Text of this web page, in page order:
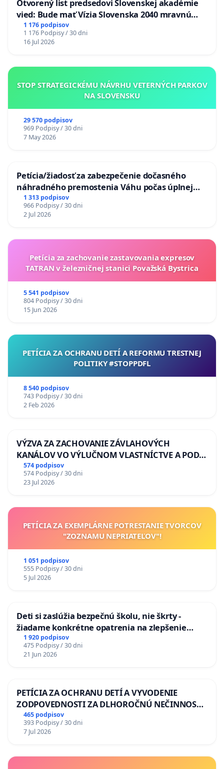
Otvorený list predsedovi Slovenskej akadémie
vied: Bude mať Vízia Slovenska 2040 mravnú
chrbticu?
1 176 podpisov
1 176 Podpisy / 30 dni
16 Jul 2026
STOP STRATEGICKÉMU NÁVRHU VETERNÝCH PARKOV
NA SLOVENSKU
29 570 podpisov
969 Podpisy / 30 dni
7 May 2026
Petícia/žiadosť za zabezpečenie dočasného
náhradného premostenia Váhu počas úplnej
uzávery Vážskeho mosta v Komárne
1 313 podpisov
966 Podpisy / 30 dni
2 Jul 2026
Petícia za zachovanie zastavovania expresov
TATRAN v železničnej stanici Považská Bystrica
5 541 podpisov
804 Podpisy / 30 dni
15 Jun 2026
PETÍCIA ZA OCHRANU DETÍ A REFORMU TRESTNEJ
POLITIKY #STOPPDFL
8 540 podpisov
743 Podpisy / 30 dni
2 Feb 2026
VÝZVA ZA ZACHOVANIE ZÁVLAHOVÝCH
KANÁLOV VO VÝLUČNOM VLASTNÍCTVE A POD
KONTROLOU SLOVENSKEJ REPUBLIKY & žiadosť
na riešenie zanedbaného stavu závlahových a
odvodňovacích kanálov na Slovensku
574 podpisov
574 Podpisy / 30 dni
23 Jul 2026
PETÍCIA ZA EXEMPLÁRNE POTRESTANIE TVORCOV
"ZOZNAMU NEPRIATEĽOV"!
1 051 podpisov
555 Podpisy / 30 dni
5 Jul 2026
Deti si zaslúžia bezpečnú školu, nie škrty -
žiadame konkrétne opatrenia na zlepšenie
situácie v školstve
1 920 podpisov
475 Podpisy / 30 dni
21 Jun 2026
PETÍCIA ZA OCHRANU DETÍ A VYVODENIE
ZODPOVEDNOSTI ZA DLHOROČNÚ NEČINNOSŤ
A ZLYHANIE ŠTÁTU
465 podpisov
393 Podpisy / 30 dni
7 Jul 2026